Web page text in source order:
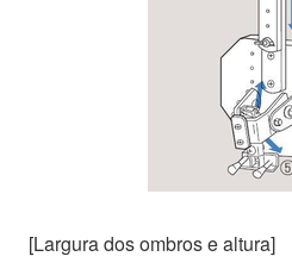
[Largura dos ombros e altura]